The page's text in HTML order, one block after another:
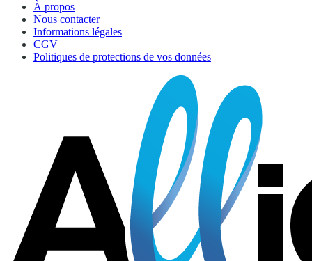
À propos
Nous contacter
Informations légales
CGV
Politiques de protections de vos données